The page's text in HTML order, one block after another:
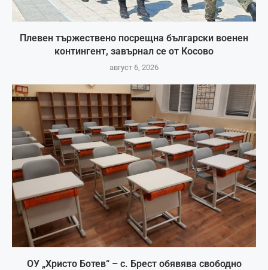
Плевен тържествено посрещна български военен
контингент, завърнал се от Косово
август 6, 2026
ОУ „Христо Ботев“ – с. Брест обявява свободно